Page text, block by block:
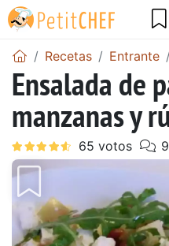
Recetas Entrante
Ensalada de
manzanas y